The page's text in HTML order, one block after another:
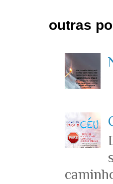
outras